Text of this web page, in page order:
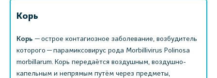
Корь
Корь — острое контагиозное заболевание, возбудитель
которого — парамиксовирус рода Morbillivirus Polinosa
morbillarum. Корь передаётся воздушным, воздушно-
капельным и непрямым путём через предметы,